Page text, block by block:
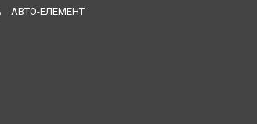
АВТО-ЕЛЕМЕНТ